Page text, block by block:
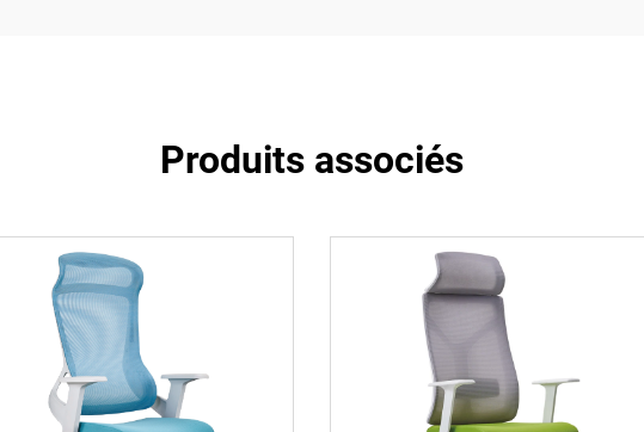
Produits associés